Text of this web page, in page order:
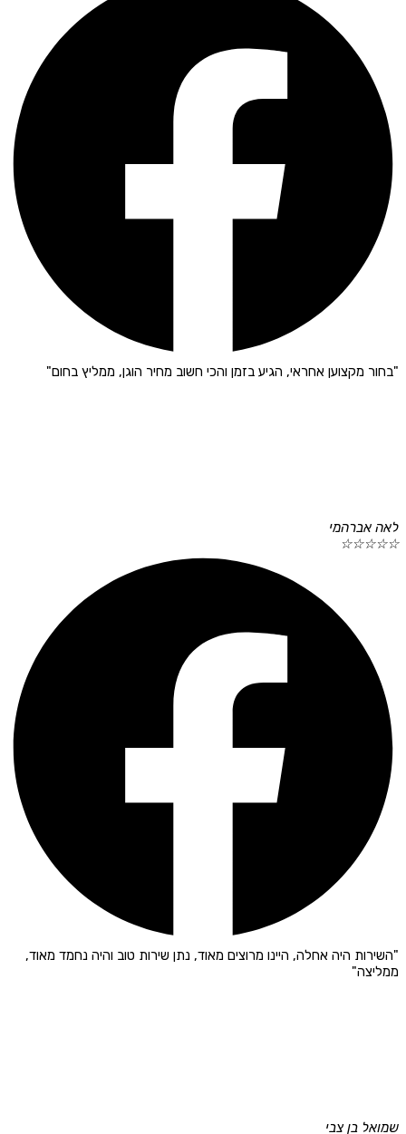
"בחור מקצוען אחראי, הגיע בזמן והכי חשוב מחיר הוגן, ממליץ בחום"
לאה אברהמי
☆
☆
☆
☆
☆
"השירות היה אחלה, היינו מרוצים מאוד, נתן שירות טוב והיה נחמד מאוד,
ממליצה"
שמואל בן צבי